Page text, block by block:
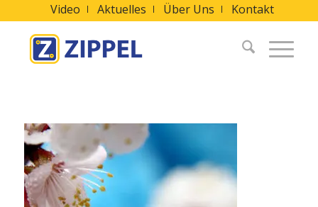
Video Aktuelles Über Uns Kontakt